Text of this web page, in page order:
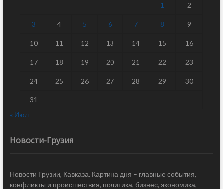
1 2
3 4 5 6 7 8 9
10 11 12 13 14 15 16
17 18 19 20 21 22 23
24 25 26 27 28 29 30
31
« Июл
Новости-Грузия
Новости Грузии, Кавказа. Картина дня – главные события,
конфликты и происшествия, политика, бизнес, экономика,